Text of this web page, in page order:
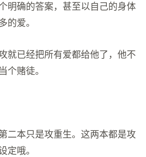
明确的答案，甚至以自己的身体
的爱。
就已经把所有爱都给他了，他不
个赌徒。
二本只是攻重生。这两本都是攻
定哦。